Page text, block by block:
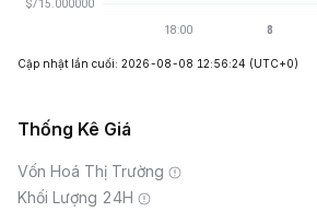
Cập nhật lần cuối: 2026-08-08 12:56:24 (UTC+0)
Thống Kê Giá
Vốn Hoá Thị Trường
Khối Lượng 24H